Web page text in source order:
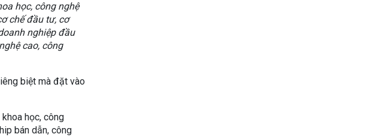
học, công nghệ
chế đầu tư, cơ
nghiệp đầu
cao, công
biệt mà đặt vào
học, công
bán dẫn, công